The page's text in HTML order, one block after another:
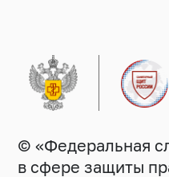
© «Федеральная
в сфере защиты